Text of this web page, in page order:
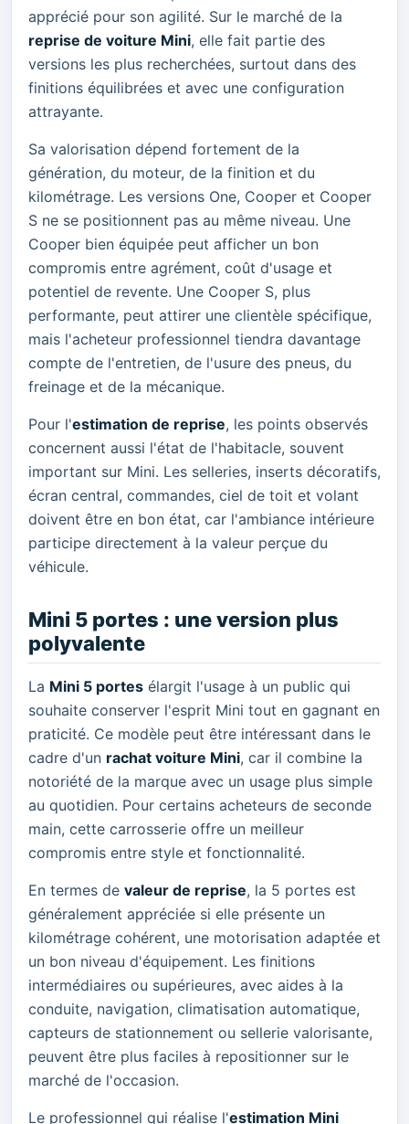
apprécié pour son agilité. Sur le marché de la
reprise de voiture Mini, elle fait partie des
versions les plus recherchées, surtout dans des
finitions équilibrées et avec une configuration
attrayante.
Sa valorisation dépend fortement de la
génération, du moteur, de la finition et du
kilométrage. Les versions One, Cooper et Cooper
S ne se positionnent pas au même niveau. Une
Cooper bien équipée peut afficher un bon
compromis entre agrément, coût d'usage et
potentiel de revente. Une Cooper S, plus
performante, peut attirer une clientèle spécifique,
mais l'acheteur professionnel tiendra davantage
compte de l'entretien, de l'usure des pneus, du
freinage et de la mécanique.
Pour l'estimation de reprise, les points observés
concernent aussi l'état de l'habitacle, souvent
important sur Mini. Les selleries, inserts décoratifs,
écran central, commandes, ciel de toit et volant
doivent être en bon état, car l'ambiance intérieure
participe directement à la valeur perçue du
véhicule.
Mini 5 portes : une version plus
polyvalente
La Mini 5 portes élargit l'usage à un public qui
souhaite conserver l'esprit Mini tout en gagnant en
praticité. Ce modèle peut être intéressant dans le
cadre d'un rachat voiture Mini, car il combine la
notoriété de la marque avec un usage plus simple
au quotidien. Pour certains acheteurs de seconde
main, cette carrosserie offre un meilleur
compromis entre style et fonctionnalité.
En termes de valeur de reprise, la 5 portes est
généralement appréciée si elle présente un
kilométrage cohérent, une motorisation adaptée et
un bon niveau d'équipement. Les finitions
intermédiaires ou supérieures, avec aides à la
conduite, navigation, climatisation automatique,
capteurs de stationnement ou sellerie valorisante,
peuvent être plus faciles à repositionner sur le
marché de l'occasion.
Le professionnel qui réalise l'estimation Mini